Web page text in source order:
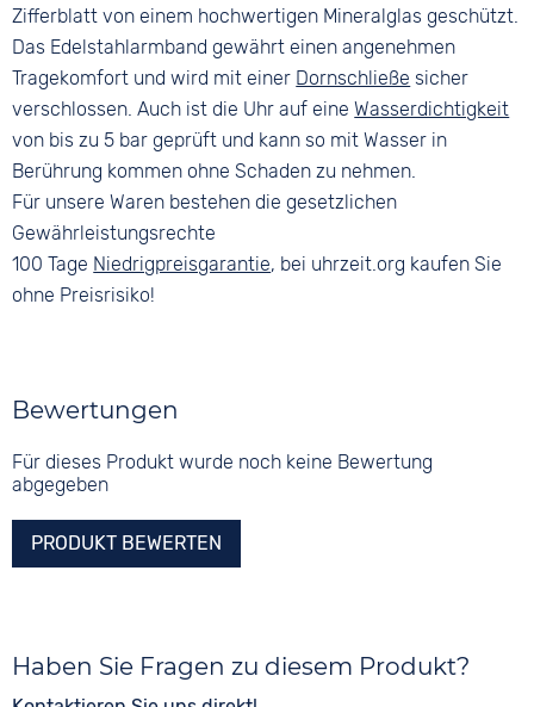
Zifferblatt von einem hochwertigen Mineralglas geschützt.
Das Edelstahlarmband gewährt einen angenehmen
Tragekomfort und wird mit einer Dornschließe sicher
verschlossen. Auch ist die Uhr auf eineWasserdichtigkeit
von bis zu 5 bar geprüft und kann so mit Wasser in
Berührung kommen ohne Schaden zu nehmen.
Für unsere Waren bestehen die gesetzlichen
Gewährleistungsrechte
100 Tage Niedrigpreisgarantie, bei uhrzeit.org kaufen Sie
ohne Preisrisiko!
Bewertungen
Für dieses Produkt wurde noch keine Bewertung
abgegeben
PRODUKT BEWERTEN
Haben Sie Fragen zu diesem Produkt?